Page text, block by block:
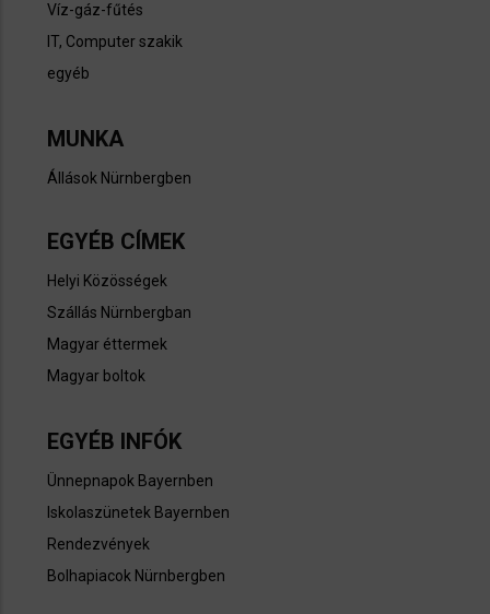
Víz-gáz-fűtés
IT, Computer szakik
egyéb
MUNKA
Állások Nürnbergben​
EGYÉB CÍMEK
Helyi Közösségek
Szállás Nürnbergban
Magyar éttermek
Magyar boltok
EGYÉB INFÓK
Ünnepnapok Bayernben​
Iskolaszünetek Bayernben​
Rendezvények
Bolhapiacok Nürnbergben